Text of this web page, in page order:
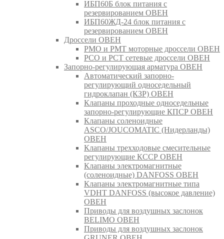
ИБП60Б блок питания с
резервированием ОВЕН
ИБП60ЖД-24 блок питания с
резервированием ОВЕН
Дроссели ОВЕН
РМО и РМТ моторные дроссели ОВЕН
РСО и РСТ сетевые дроссели ОВЕН
Запорно-регулирующая арматура ОВЕН
Автоматический запорно-
регулирующий односедельный
гидроклапан (КЗР) ОВЕН
Клапаны проходные односедельные
запорно-регулирующие КПСР ОВЕН
Клапаны соленоидные
ASCO/JOUCOMATIC (Нидерланды)
ОВЕН
Клапаны трехходовые смесительные
регулирующие КССР ОВЕН
Клапаны электромагнитные
(соленоидные) DANFOSS ОВЕН
Клапаны электромагнитные типа
VDHT DANFOSS (высокое давление)
ОВЕН
Приводы для воздушных заслонок
BELIMO ОВЕН
Приводы для воздушных заслонок